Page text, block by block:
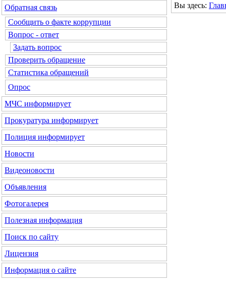
Обратная связь
Сообщить о факте коррупции
Вопрос - ответ
Задать вопрос
Проверить обращение
Статистика обращений
Опрос
МЧС информирует
Прокуратура информирует
Полиция информирует
Новости
Видеоновости
Объявления
Фотогалерея
Полезная информация
Поиск по сайту
Лицензия
Информация о сайте
Вы здесь: